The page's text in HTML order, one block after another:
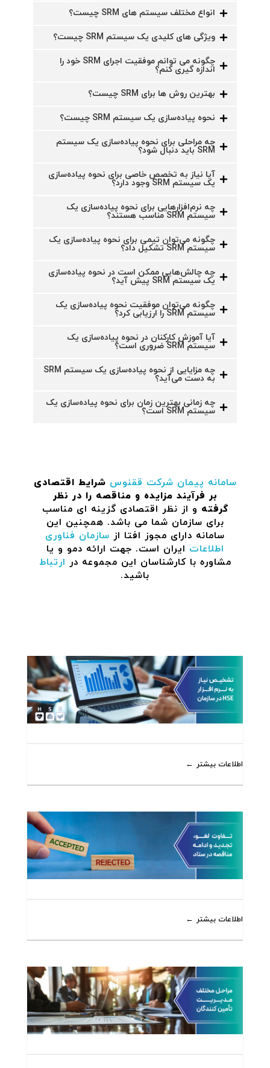
انواع مختلف سیستم های SRM چیست؟
ویژگی های کلیدی یک سیستم SRM چیست؟
چگونه می توانم موفقیت اجرای SRM خود را
اندازه گیری کنم؟
بهترین روش ها برای SRM چیست؟
نحوه پیاده‌سازی یک سیستم SRM چیست؟
چه مراحلی برای نحوه پیاده‌سازی یک سیستم
SRM باید دنبال شود؟
آیا نیاز به تخصص خاصی برای نحوه پیاده‌سازی
یک سیستم SRM وجود دارد؟
چه نرم‌افزارهایی برای نحوه پیاده‌سازی یک
سیستم SRM مناسب هستند؟
چگونه می‌توان تیمی برای نحوه پیاده‌سازی یک
سیستم SRM تشکیل داد؟
چه چالش‌هایی ممکن است در نحوه پیاده‌سازی
یک سیستم SRM پیش آید؟
چگونه می‌توان موفقیت نحوه پیاده‌سازی یک
سیستم SRM را ارزیابی کرد؟
آیا آموزش کارکنان در نحوه پیاده‌سازی یک
سیستم SRM ضروری است؟
چه مزایایی از نحوه پیاده‌سازی یک سیستم SRM
به دست می‌آید؟
چه زمانی بهترین زمان برای نحوه پیاده‌سازی یک
سیستم SRM است؟
سامانه پیمان شرکت ققنوس شرایط اقتصادی
بر فرآیند مزایده و مناقصه را در نظر
گرفته و از نظر اقتصادی گزینه ای مناسب
برای سازمان شما می باشد. همچنین این
سامانه دارای مجوز افتا از سازمان فناوری
اطلاعات ایران است. جهت ارائه دمو و یا
مشاوره با کارشناسان این مجموعه در ارتباط
باشید.
اطلاعات بیشتر
اطلاعات بیشتر